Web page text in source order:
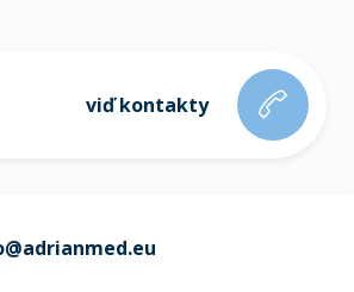
viď kontakty